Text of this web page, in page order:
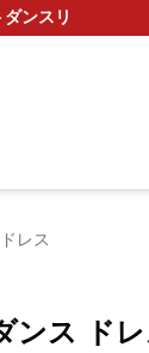
ダンスリ
レス
ンス ド